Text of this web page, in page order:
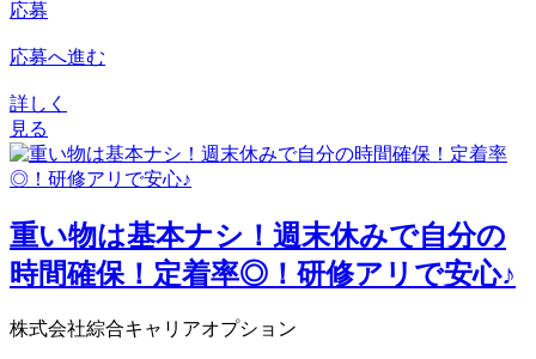
応募
応募へ進む
詳しく
見る
重い物は基本ナシ！週末休みで自分の
時間確保！定着率◎！研修アリで安心♪
株式会社綜合キャリアオプション